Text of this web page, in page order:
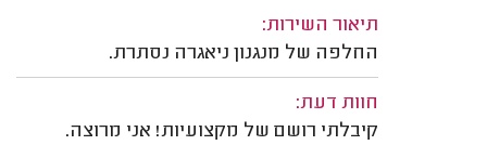
תיאור השירות:
החלפה של מנגנון ניאגרה נסתרת.
חוות דעת:
קיבלתי רושם של מקצועיות! אני מרוצה.